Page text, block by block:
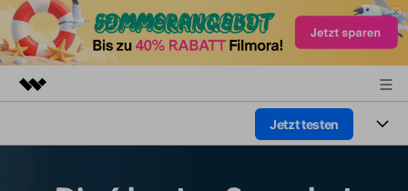
Dienstprogramme
Jetzt testen